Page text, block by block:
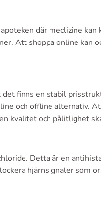
där meclizine kan
Att shoppa online kan
finns en stabil
och offline alternativ.
kvalitet och pålitlighet
Detta är en
hjärnsignaler som